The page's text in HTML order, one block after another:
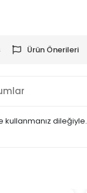
Ürün Önerileri
kullanmanız dileğiyle.